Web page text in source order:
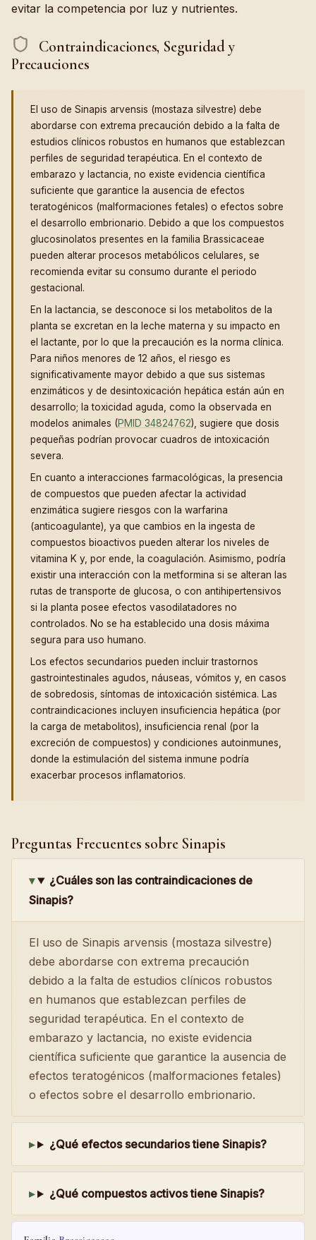
evitar la competencia por luz y nutrientes.
Contraindicaciones, Seguridad y
Precauciones
El uso de Sinapis arvensis (mostaza silvestre) debe
abordarse con extrema precaución debido a la falta de
estudios clínicos robustos en humanos que establezcan
perfiles de seguridad terapéutica. En el contexto de
embarazo y lactancia, no existe evidencia científica
suficiente que garantice la ausencia de efectos
teratogénicos (malformaciones fetales) o efectos sobre
el desarrollo embrionario. Debido a que los compuestos
glucosinolatos presentes en la familia Brassicaceae
pueden alterar procesos metabólicos celulares, se
recomienda evitar su consumo durante el periodo
gestacional.
En la lactancia, se desconoce si los metabolitos de la
planta se excretan en la leche materna y su impacto en
el lactante, por lo que la precaución es la norma clínica.
Para niños menores de 12 años, el riesgo es
significativamente mayor debido a que sus sistemas
enzimáticos y de desintoxicación hepática están aún en
desarrollo; la toxicidad aguda, como la observada en
modelos animales (PMID 34824762), sugiere que dosis
pequeñas podrían provocar cuadros de intoxicación
severa.
En cuanto a interacciones farmacológicas, la presencia
de compuestos que pueden afectar la actividad
enzimática sugiere riesgos con la warfarina
(anticoagulante), ya que cambios en la ingesta de
compuestos bioactivos pueden alterar los niveles de
vitamina K y, por ende, la coagulación. Asimismo, podría
existir una interacción con la metformina si se alteran las
rutas de transporte de glucosa, o con antihipertensivos
si la planta posee efectos vasodilatadores no
controlados. No se ha establecido una dosis máxima
segura para uso humano.
Los efectos secundarios pueden incluir trastornos
gastrointestinales agudos, náuseas, vómitos y, en casos
de sobredosis, síntomas de intoxicación sistémica. Las
contraindicaciones incluyen insuficiencia hepática (por
la carga de metabolitos), insuficiencia renal (por la
excreción de compuestos) y condiciones autoinmunes,
donde la estimulación del sistema inmune podría
exacerbar procesos inflamatorios.
Preguntas Frecuentes sobre Sinapis
¿Cuáles son las contraindicaciones de
Sinapis?
El uso de Sinapis arvensis (mostaza silvestre)
debe abordarse con extrema precaución
debido a la falta de estudios clínicos robustos
en humanos que establezcan perfiles de
seguridad terapéutica. En el contexto de
embarazo y lactancia, no existe evidencia
científica suficiente que garantice la ausencia de
efectos teratogénicos (malformaciones fetales)
o efectos sobre el desarrollo embrionario.
¿Qué efectos secundarios tiene Sinapis?
¿Qué compuestos activos tiene Sinapis?